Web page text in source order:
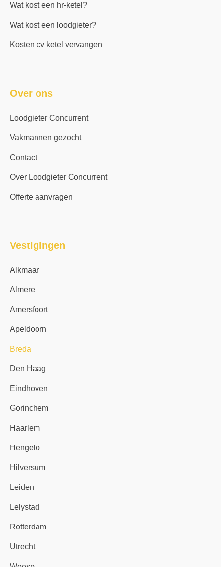
Wat kost een hr-ketel?
Wat kost een loodgieter?
Kosten cv ketel vervangen
Over ons
Loodgieter Concurrent
Vakmannen gezocht
Contact
Over Loodgieter Concurrent
Offerte aanvragen
Vestigingen
Alkmaar
Almere
Amersfoort
Apeldoorn
Breda
Den Haag
Eindhoven
Gorinchem
Haarlem
Hengelo
Hilversum
Leiden
Lelystad
Rotterdam
Utrecht